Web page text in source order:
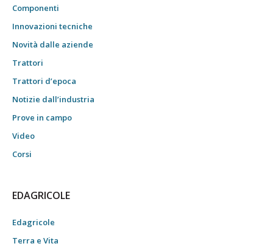
Componenti
Innovazioni tecniche
Novità dalle aziende
Trattori
Trattori d’epoca
Notizie dall’industria
Prove in campo
Video
Corsi
EDAGRICOLE
Edagricole
Terra e Vita